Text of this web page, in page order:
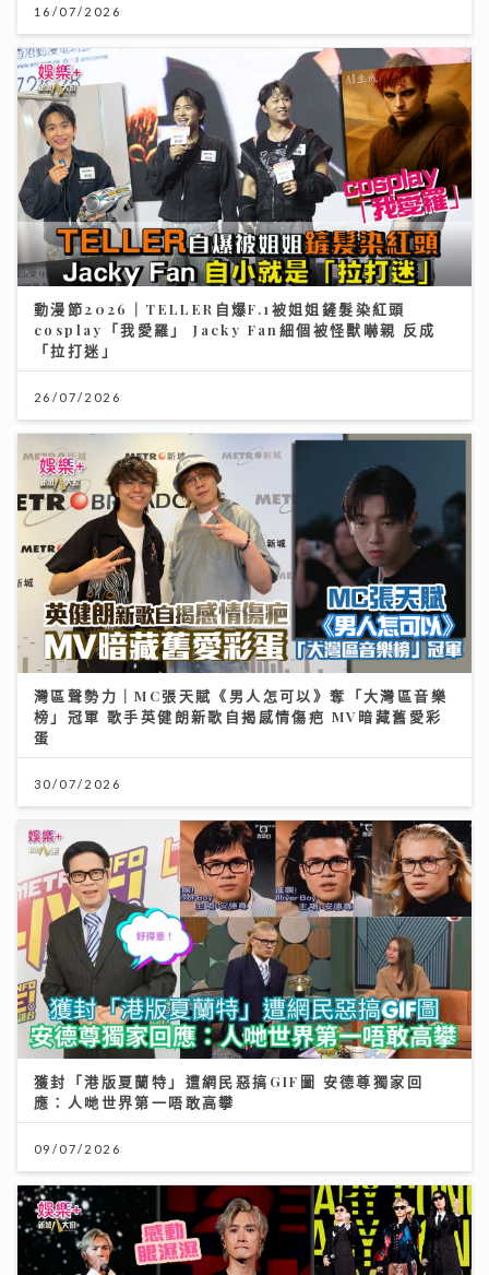
16/07/2026
動漫節2026｜TELLER自爆F.1被姐姐鏟髮染紅頭
cosplay「我愛羅」 Jacky Fan細個被怪獸嚇親 反成
「拉打迷」
26/07/2026
灣區聲勢力｜MC張天賦《男人怎可以》奪「大灣區音樂
榜」冠軍 歌手英健朗新歌自揭感情傷疤 MV暗藏舊愛彩
蛋
30/07/2026
獲封「港版夏蘭特」遭網民惡搞GIF圖 安德尊獨家回
應：人哋世界第一唔敢高攀
09/07/2026